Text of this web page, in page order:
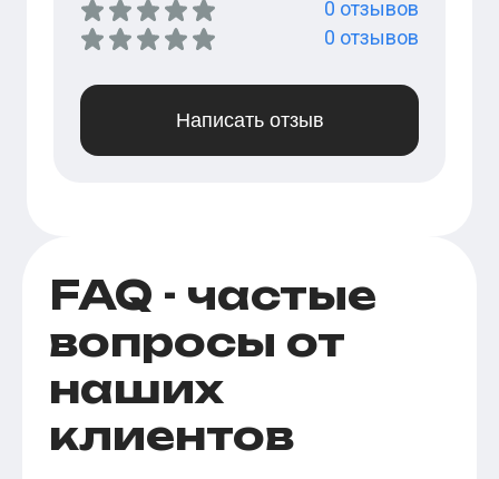
0 отзывов
0 отзывов
Написать отзыв
FAQ - частые
вопросы от
наших
клиентов